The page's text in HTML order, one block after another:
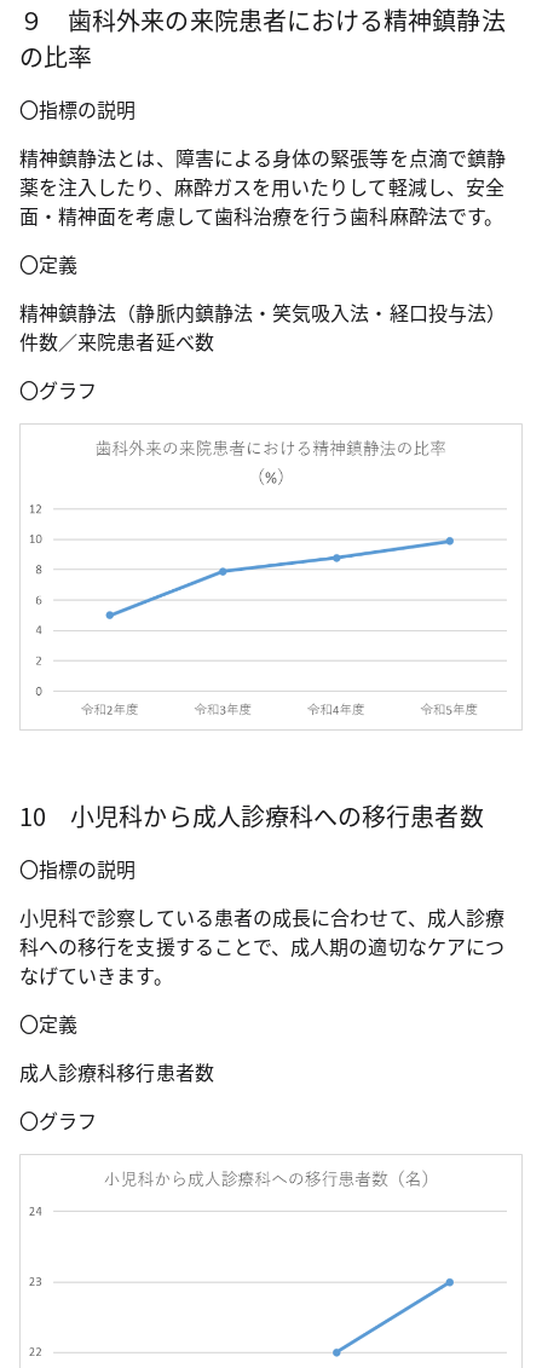
９ 歯科外来の来院患者における精神鎮静法
の比率
〇指標の説明
精神鎮静法とは、障害による身体の緊張等を点滴で鎮静
薬を注入したり、麻酔ガスを用いたりして軽減し、安全
面・精神面を考慮して歯科治療を行う歯科麻酔法です。
〇定義
精神鎮静法（静脈内鎮静法・笑気吸入法・経口投与法）
件数／来院患者延べ数
〇グラフ
10 小児科から成人診療科への移行患者数
〇指標の説明
小児科で診察している患者の成長に合わせて、成人診療
科への移行を支援することで、成人期の適切なケアにつ
なげていきます。
〇定義
成人診療科移行患者数
〇グラフ